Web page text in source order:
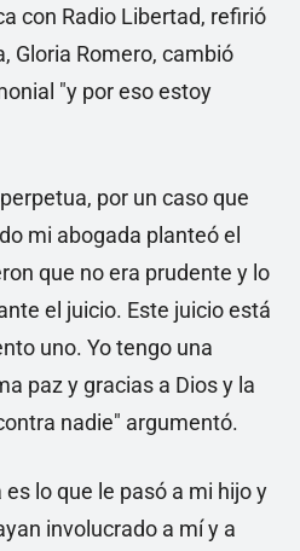
con Radio Libertad, refirió
Gloria Romero, cambió
"y por eso estoy
por un caso que
mi abogada planteó el
que no era prudente y lo
el juicio. Este juicio está
uno. Yo tengo una
paz y gracias a Dios y la
nadie" argumentó.
lo que le pasó a mi hijo y
involucrado a mí y a